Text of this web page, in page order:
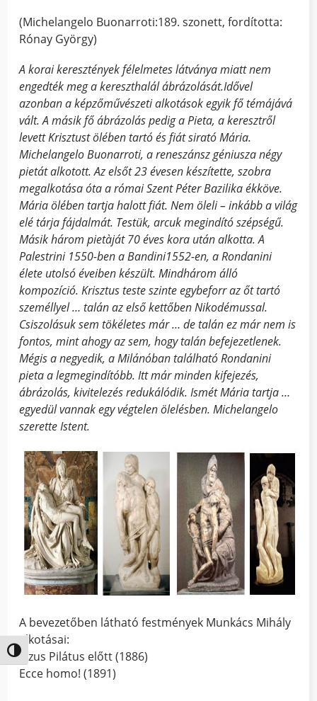
Nagy kontraszt váltása
(Michelangelo Buonarroti:189. szonett, fordította:
Rónay György)
A korai keresztények félelmetes látványa miatt nem
engedték meg a kereszthalál ábrázolását.Idővel
azonban a képzőművészeti alkotások egyik fő témájává
vált. A másik fő ábrázolás pedig a Pieta, a keresztről
levett Krisztust ölében tartó és fiát sirató Mária.
Michelangelo Buonarroti, a reneszánsz géniusza négy
pietát alkotott. Az elsőt 23 évesen készítette, szobra
megalkotása óta a római Szent Péter Bazilika ékköve.
Mária ölében tartja halott fiát. Nem öleli – inkább a világ
elé tárja fájdalmát. Testük, arcuk megindító szépségű.
Másik három pietàját 70 éves kora után alkotta. A
Palestrini 1550-ben a Bandini1552-en, a Rondanini
élete utolsó éveiben készült. Mindhárom álló
kompozíció. Krisztus teste szinte egybeforr az őt tartó
személlyel … talán az első kettőben Nikodémussal.
Csiszolásuk sem tökéletes már … de talán ez már nem is
fontos, mint ahogy az sem, hogy talán befejezetlenek.
Mégis a negyedik, a Milánóban található Rondanini
pieta a legmegindítóbb. Itt már minden kifejezés,
ábrázolás, kivitelezés redukálódik. Ismét Mária tartja …
egyedül vannak egy végtelen ölelésben. Michelangelo
szerette Istent.
A bevezetőben látható festmények Munkács Mihály
alkotásai:
Jézus Pilátus előtt (1886)
Ecce homo! (1891)